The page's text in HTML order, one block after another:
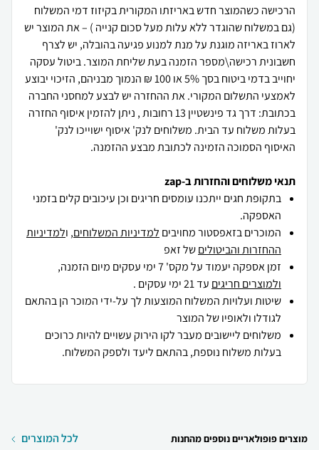
הרכישה כשהמוצר חדש באריזתו המקורית בקיזוז דמי המשלוח
(גם במשלוח שהוגדר ללא עלות מעל סכום קנייה ) – את המוצר יש
לארוז באריזה מוגנת על מנת למנוע פגיעה בהובלה, יש לצרף
חשבונית רכישה\מספר הזמנה בעת שליחת המוצר. ביטול עסקה
יחוייב בדמי ביטוח בסך 5% או 100 ₪ הנמוך מבניהם, הזיכוי יבוצע
לאמצעי התשלום המקורי. את ההחזרה יש לבצע למחסני החברה
בכתובת: דרך גד פינשטיין 13 רחובות , ניתן להזמין איסוף החזרה
בעלות משלוח עד הבית. משלוחים לנק' איסוף ישוייכו לנק'
האיסוף הסמוכה הזמינה לכתובת מבצע ההזמנה.
תנאי משלוחים והחזרות ב-zap
בתקופת חגים ייתכנו עומסים חריגים וכן עיכובים קלים בזמני
האספקה.
המוכרים בזאפסטור מחויבים למדיניות המשלוחים, ולמדיניות
ההחזרות והביטוליםשל זאפ
זמן אספקה יעמוד על מקס' 7 ימי עסקים מיום הזמנה,
ולמוצרים חריגים עד 21 ימי עסקים .
שיטות ועלויות המשלוח המוצעות לך על-ידי המוכר הן בהתאם
לגודלו ולאופיו של המוצר
משלוחים ליישובים מעבר לקו הירוק עשויים להיות כרוכים
בעלות משלוח נוספת, בהתאם ליעד ולספק המשלוח.
מוצרים פופולאריים נוספים מהחנות לכל המוצרים